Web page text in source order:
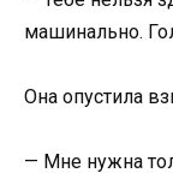
машинально.
Она опустила
— Мне нужна